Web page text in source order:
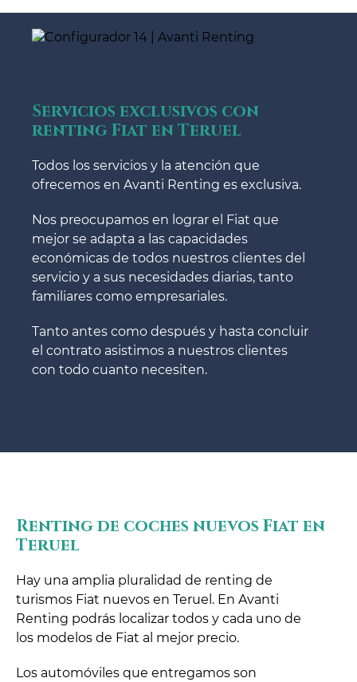
Servicios exclusivos con
renting Fiat en Teruel
Todos los servicios y la atención que
ofrecemos en Avanti Renting es exclusiva.
Nos preocupamos en lograr el Fiat que
mejor se adapta a las capacidades
económicas de todos nuestros clientes del
servicio y a sus necesidades diarias, tanto
familiares como empresariales.
Tanto antes como después y hasta concluir
el contrato asistimos a nuestros clientes
con todo cuanto necesiten.
Renting de coches nuevos Fiat en
Teruel
Hay una amplia pluralidad de renting de
turismos Fiat nuevos en Teruel. En Avanti
Renting podrás localizar todos y cada uno de
los modelos de Fiat al mejor precio.
Los automóviles que entregamos son